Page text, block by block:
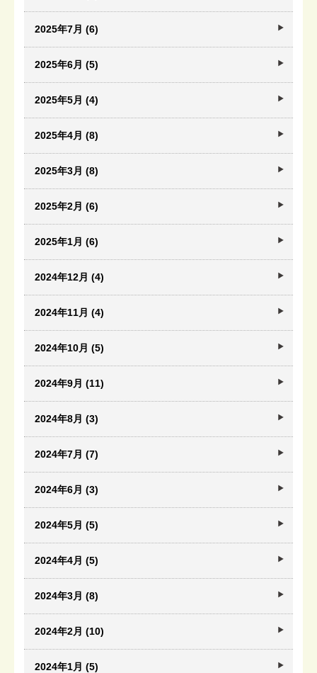
2025年7月 (6)
2025年6月 (5)
2025年5月 (4)
2025年4月 (8)
2025年3月 (8)
2025年2月 (6)
2025年1月 (6)
2024年12月 (4)
2024年11月 (4)
2024年10月 (5)
2024年9月 (11)
2024年8月 (3)
2024年7月 (7)
2024年6月 (3)
2024年5月 (5)
2024年4月 (5)
2024年3月 (8)
2024年2月 (10)
2024年1月 (5)